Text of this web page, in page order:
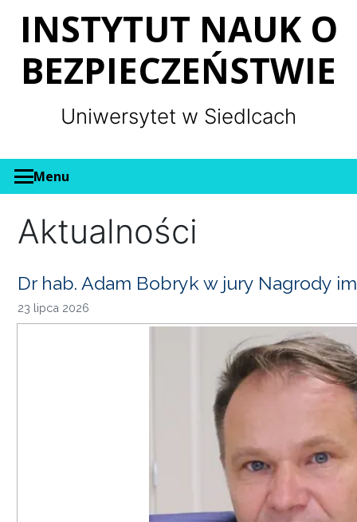
INSTYTUT NAUK O
BEZPIECZEŃSTWIE
Uniwersytet w Siedlcach
Menu
Aktualności
Dr hab. Adam Bobryk w jury Nagrody
23 lipca 2026